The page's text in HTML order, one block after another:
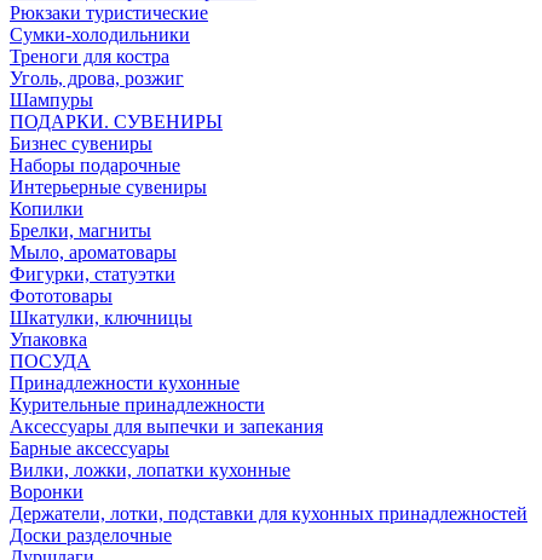
Рюкзаки туристические
Сумки-холодильники
Треноги для костра
Уголь, дрова, розжиг
Шампуры
ПОДАРКИ. СУВЕНИРЫ
Бизнес сувениры
Наборы подарочные
Интерьерные сувениры
Копилки
Брелки, магниты
Мыло, ароматовары
Фигурки, статуэтки
Фототовары
Шкатулки, ключницы
Упаковка
ПОСУДА
Принадлежности кухонные
Курительные принадлежности
Аксессуары для выпечки и запекания
Барные аксессуары
Вилки, ложки, лопатки кухонные
Воронки
Держатели, лотки, подставки для кухонных принадлежностей
Доски разделочные